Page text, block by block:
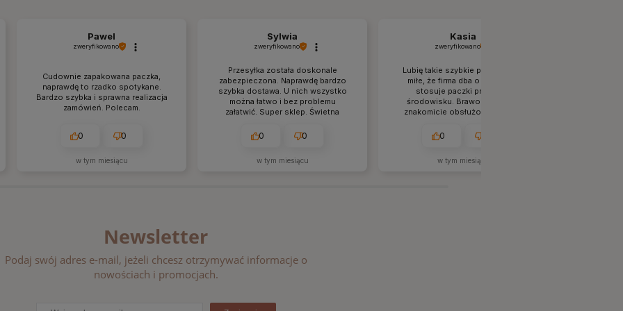
Pawel
zweryfikowano
Cudownie zapakowana paczka,
naprawdę to rzadko spotykane.
Bardzo szybka i sprawna realizacja
zamówień. Polecam.
0 0
w tym miesiącu
Sylwia
zweryfikowano
Przesyłka została doskonale
zabezpieczona. Naprawdę bardzo
szybka dostawa. U nich wszystko
można łatwo i bez problemu
załatwić. Super sklep. Świetna
rzeczy.
0 0
w tym miesiącu
Kasia
zweryfikowano
Lubię takie szybkie przesyłki. To
miłe, że firma dba o ekologię i
stosuje paczki przyjazne
środowisku. Brawo. Zostałam
znakomicie obsłużona, chętnie
0
w tym miesiącu
Newsletter
Podaj swój adres e-mail, jeżeli chcesz otrzymywać informacje o
nowościach i promocjach.